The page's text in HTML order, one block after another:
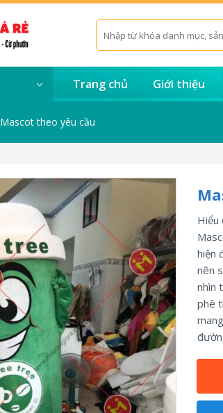
Tìm
kiếm:
Trang chủ Giới thiệu
Mascot theo yêu cầu
Hiểu
hiện
nên
nhìn
phê